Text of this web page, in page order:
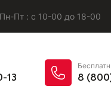
Пн-Пт : с 10-00 до 18-00
13 8